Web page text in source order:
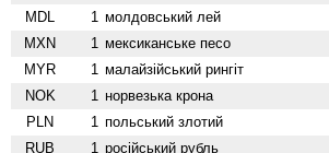
MDL 1 молдовський лей
MXN 1 мексиканське песо
MYR 1 малайзійський рингіт
NOK 1 норвезька крона
PLN 1 польський злотий
RUB 1 російський рубль